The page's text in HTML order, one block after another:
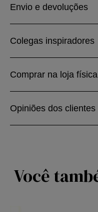
Envio e devoluções
Colegas inspiradores
Comprar na loja física
Opiniões dos clientes
Você